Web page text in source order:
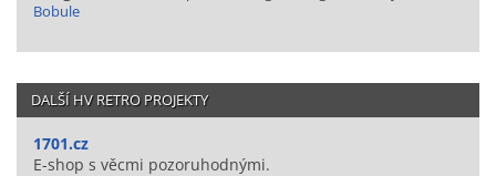
Bobule
DALŠÍ HV RETRO PROJEKTY
1701.cz
E-shop s věcmi pozoruhodnými.